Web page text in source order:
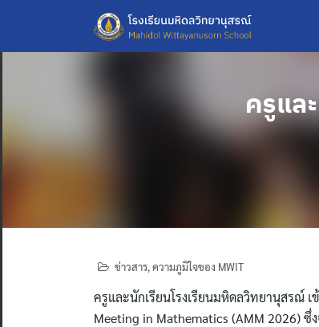
content
ครูแล
ข่าวสาร,ความภูมิใจของ MWIT
ครูและนักเรียนโรงเรียนมหิดลวิทยานุสรณ์
Meeting in Mathematics (AMM 2026)